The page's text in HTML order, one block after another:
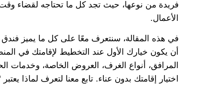
فريدة من نوعها، حيث تجد كل ما تحتاجه لقضاء
الأعمال.
في هذه المقالة، سنتعرف معًا على كل ما يميز فندق
أن يكون خيارك الأول عند التخطيط لإقامتك في
المرافق، أنواع الغرف، العروض الخاصة، وخدمات
اختيار إقامتك بدون عناء. تابع معنا لتعرف لماذا